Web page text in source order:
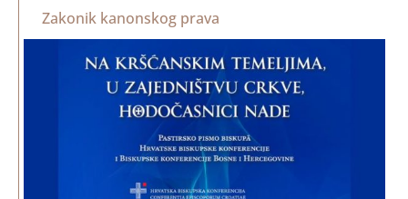
Zakonik kanonskog prava